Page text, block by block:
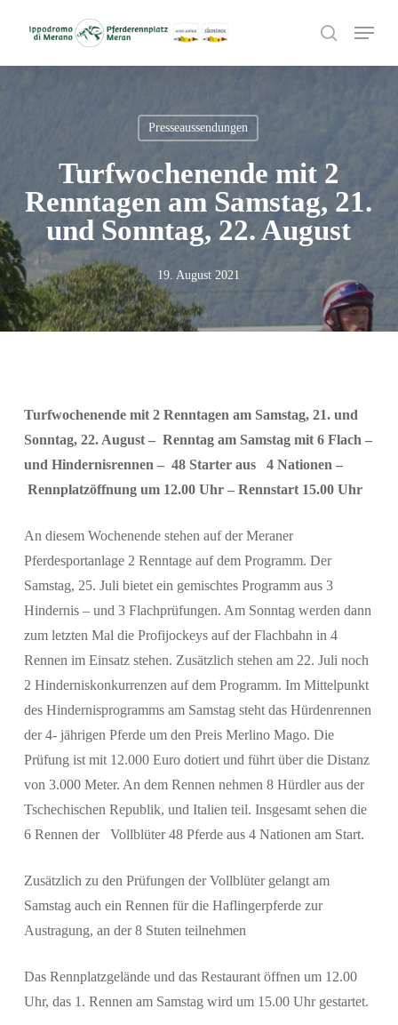
search
Menu
Suchen
Presseaussendungen
Turfwochenende mit 2
Renntagen am Samstag, 21.
und Sonntag, 22. August
19. August 2021
Turfwochenende mit 2 Renntagen am Samstag, 21. und
Sonntag, 22. August – Renntag am Samstag mit 6 Flach –
und Hindernisrennen – 48 Starter aus 4 Nationen –
Rennplatzöffnung um 12.00 Uhr – Rennstart 15.00 Uhr
An diesem Wochenende stehen auf der Meraner
Pferdesportanlage 2 Renntage auf dem Programm. Der
Samstag, 25. Juli bietet ein gemischtes Programm aus 3
Hindernis – und 3 Flachprüfungen. Am Sonntag werden dann
zum letzten Mal die Profijockeys auf der Flachbahn in 4
Rennen im Einsatz stehen. Zusätzlich stehen am 22. Juli noch
2 Hinderniskonkurrenzen auf dem Programm. Im Mittelpunkt
des Hindernisprogramms am Samstag steht das Hürdenrennen
der 4- jährigen Pferde um den Preis Merlino Mago. Die
Prüfung ist mit 12.000 Euro dotiert und führt über die Distanz
von 3.000 Meter. An dem Rennen nehmen 8 Hürdler aus der
Tschechischen Republik, und Italien teil. Insgesamt sehen die
6 Rennen der Vollblüter 48 Pferde aus 4 Nationen am Start.
Zusätzlich zu den Prüfungen der Vollblüter gelangt am
Samstag auch ein Rennen für die Haflingerpferde zur
Austragung, an der 8 Stuten teilnehmen
Das Rennplatzgelände und das Restaurant öffnen um 12.00
Uhr, das 1. Rennen am Samstag wird um 15.00 Uhr gestartet.